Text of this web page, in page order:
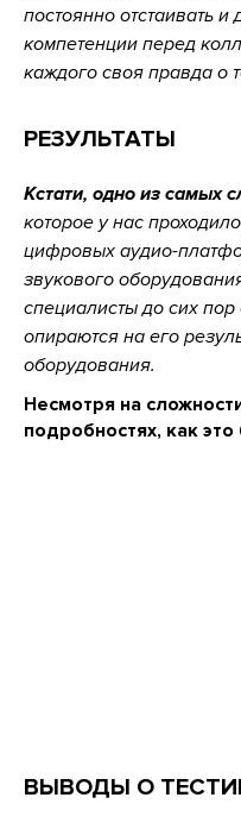
постоянно отстаивать
компетенции перед
каждого своя правда о
РЕЗУЛЬТАТЫ
Кстати, одно из самых
которое у нас
цифровых аудио-
звукового
специалисты до сих пор
опираются на его
оборудования.
Несмотря на
подробностях, как
ВЫВОДЫ О